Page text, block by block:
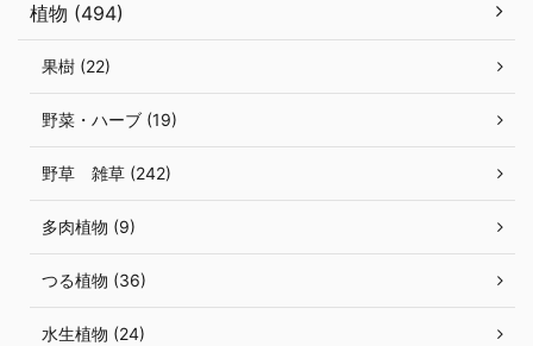
植物 (494)
果樹 (22)
野菜・ハーブ (19)
野草 雑草 (242)
多肉植物 (9)
つる植物 (36)
水生植物 (24)